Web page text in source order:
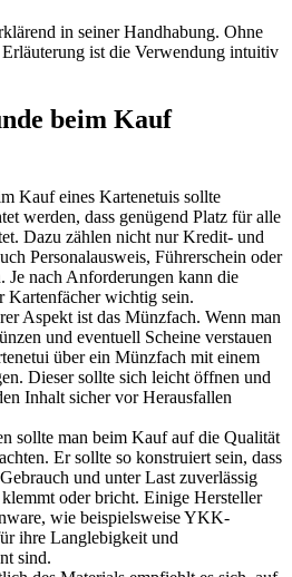
in seiner Handhabung. Ohne
ist die Verwendung intuitiv
beim Kauf
Kauf eines Kartenetuis sollte
werden, dass genügend Platz für alle
Dazu zählen nicht nur Kredit- und
Personalausweis, Führerschein oder
Je nach Anforderungen kann die
Kartenfächer wichtig sein.
Aspekt ist das Münzfach. Wenn man
und eventuell Scheine verstauen
über ein Münzfach mit einem
Dieser sollte sich leicht öffnen und
Inhalt sicher vor Herausfallen
sollte man beim Kauf auf die Qualität
Er sollte so konstruiert sein, dass
und unter Last zuverlässig
oder bricht. Einige Hersteller
wie beispielsweise YKK-
ihre Langlebigkeit und
sind.